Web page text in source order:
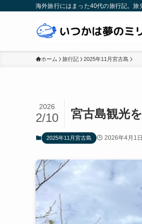
海外旅行にはまった40代の旅行記。
ホーム 旅行記 2025年11月宮古島
宮古島観光
2026
2/10
2025年11月宮古島 2026年4月1日